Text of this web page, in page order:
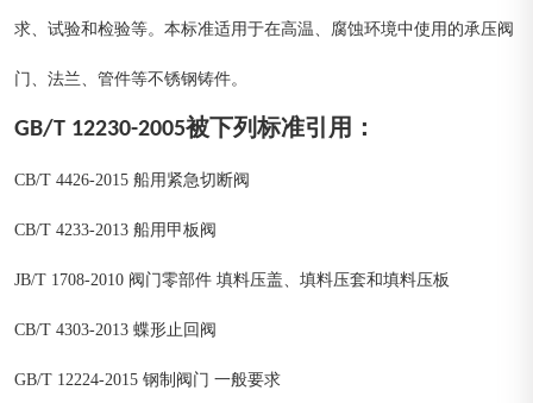
求、试验和检验等。本标准适用于在高温、腐蚀环境中使用的承压阀
门、法兰、管件等不锈钢铸件。
GB/T 12230-2005被下列标准引用：
CB/T 4426-2015 船用紧急切断阀
CB/T 4233-2013 船用甲板阀
JB/T 1708-2010 阀门零部件 填料压盖、填料压套和填料压板
CB/T 4303-2013 蝶形止回阀
GB/T 12224-2015 钢制阀门 一般要求